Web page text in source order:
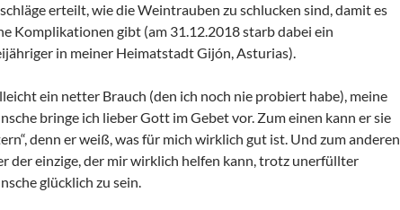
erteilt, wie die Weintrauben zu schlucken sind, damit es
Komplikationen gibt (am 31.12.2018 starb dabei ein
in meiner Heimatstadt Gijón, Asturias).
ein netter Brauch (den ich noch nie probiert habe), meine
bringe ich lieber Gott im Gebet vor. Zum einen kann er sie
denn er weiß, was für mich wirklich gut ist. Und zum anderen
der einzige, der mir wirklich helfen kann, trotz unerfüllter
glücklich zu sein.